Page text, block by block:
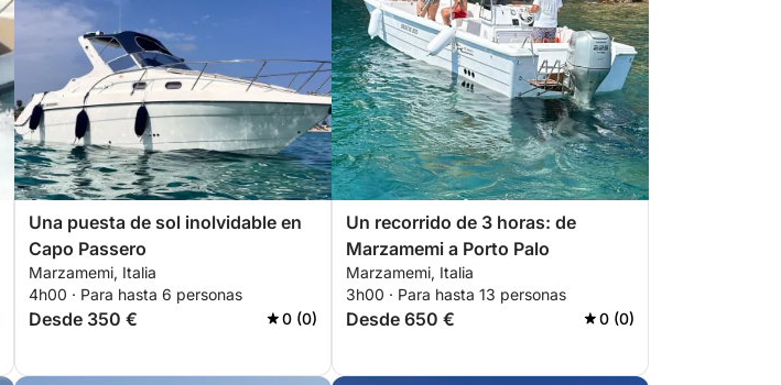
Una puesta de sol inolvidable en
Capo Passero
Marzamemi, Italia
4h00 · Para hasta 6 personas
Desde 350 € 0 (0)
Un recorrido de 3 horas: de
Marzamemi a Porto Palo
Marzamemi, Italia
3h00 · Para hasta 13 personas
Desde 650 € 0 (0)